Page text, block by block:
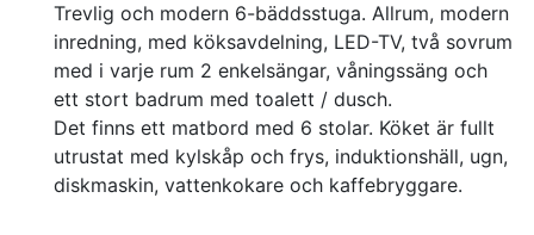
Trevlig och modern 6-bäddsstuga. Allrum, modern
inredning, med köksavdelning, LED-TV, två sovrum
med i varje rum 2 enkelsängar, våningssäng och
ett stort badrum med toalett / dusch.
Det finns ett matbord med 6 stolar. Köket är fullt
utrustat med kylskåp och frys, induktionshäll, ugn,
diskmaskin, vattenkokare och kaffebryggare.